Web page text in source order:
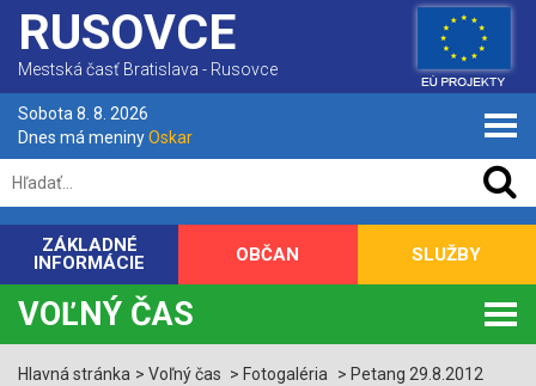
RUSOVCE
Mestská časť Bratislava - Rusovce
Sobota 8. 8. 2026
Dnes má meninyOskar
ZÁKLADNÉ
INFORMÁCIE
OBČAN SLUŽBY
VOĽNÝ ČAS
Hlavná stránka Voľný čas Fotogaléria Petang 29.8.2012